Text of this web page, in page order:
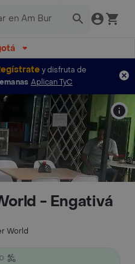
y disfruta de
Aplican TyC
- Engativá
World